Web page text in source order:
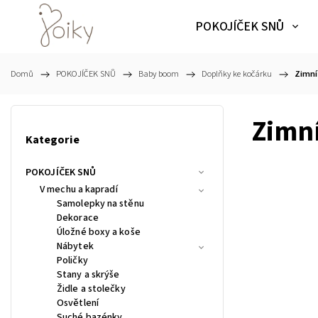
POKOJÍČEK SNŮ
Domů / POKOJÍČEK SNŮ / Baby boom / Doplňky ke kočárku /
Kategorie
POKOJÍČEK SNŮ
V mechu a kapradí
Samolepky na stěnu
Dekorace
Úložné boxy a koše
Nábytek
Poličky
Stany a skrýše
Židle a stolečky
Osvětlení